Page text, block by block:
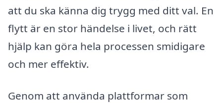
att du ska känna dig trygg med ditt val. En
flytt är en stor händelse i livet, och rätt
hjälp kan göra hela processen smidigare
och mer effektiv.
Genom att använda plattformar som